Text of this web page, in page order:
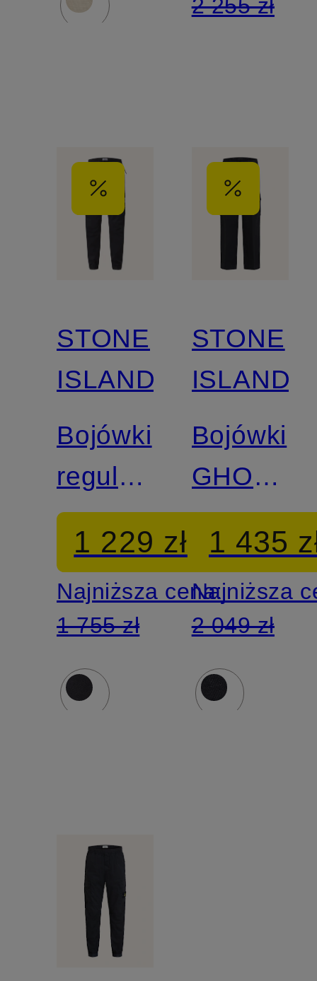
2 255 zł
STONE
ISLAND
Bojówki
regular
fit
1 229 zł
Najniższa cena:
1 755 zł
STONE
ISLAND
Bojówki
GHOST
regular
fit z lnu
1 435
Najniższa
2 049 zł